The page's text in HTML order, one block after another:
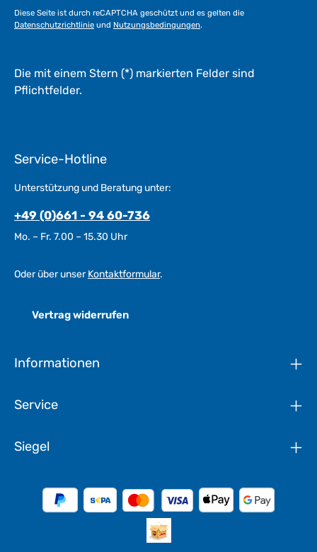
Diese Seite ist durch reCAPTCHA geschützt und es gelten die
Datenschutzrichtlinie und Nutzungsbedingungen.
Die mit einem Stern (*) markierten Felder sind
Pflichtfelder.
Service-Hotline
Unterstützung und Beratung unter:
+49 (0)661 - 94 60-736
Mo. – Fr. 7.00 – 15.30 Uhr
Oder über unserKontaktformular.
Vertrag widerrufen
Informationen
Service
Siegel